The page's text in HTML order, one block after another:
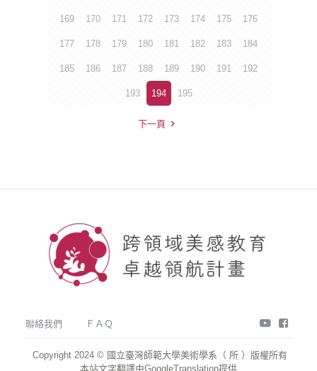
169 170 171 172 173 174 175 176
177 178 179 180 181 182 183 184
185 186 187 188 189 190 191 192
193 194 195
下一頁
聯絡我們 ＦＡＱ youtube
Copyright 2024 © 國立臺灣師範大學美術學系（ 所 ）版權所有
本站文字翻譯由GoogleTranslation提供